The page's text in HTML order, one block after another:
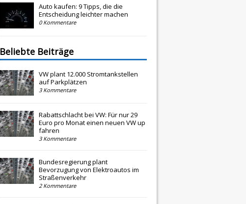
Auto kaufen: 9 Tipps, die die
Entscheidung leichter machen
0 Kommentare
Beliebte Beiträge
VW plant 12.000 Stromtankstellen
auf Parkplätzen
3 Kommentare
Rabattschlacht bei VW: Für nur 29
Euro pro Monat einen neuen VW up
fahren
3 Kommentare
Bundesregierung plant
Bevorzugung von Elektroautos im
Straßenverkehr
2 Kommentare